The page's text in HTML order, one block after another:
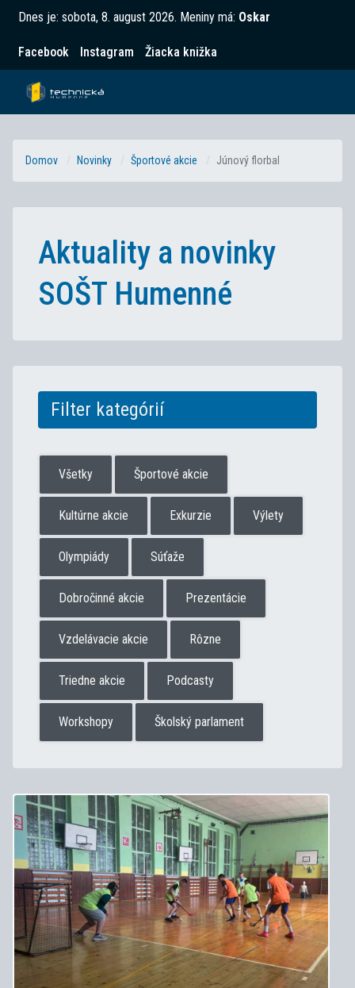
Dnes je: sobota, 8. august 2026. Meniny má: Oskar
Facebook Instagram Žiacka knižka
Domov Novinky Športové akcie Júnový florbal
Aktuality a novinky
SOŠT Humenné
Filter kategórií
Všetky Športové akcie
Kultúrne akcie Exkurzie Výlety
Olympiády Súťaže
Dobročinné akcie Prezentácie
Vzdelávacie akcie Rôzne
Triedne akcie Podcasty
Workshopy Školský parlament